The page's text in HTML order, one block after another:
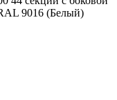
9016 (Белый)